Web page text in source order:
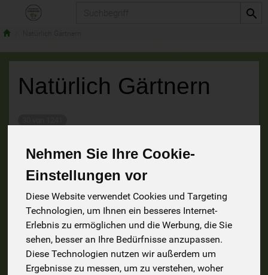
Nehmen Sie Ihre Cookie-
Einstellungen vor
Diese Website verwendet Cookies und Targeting
Technologien, um Ihnen ein besseres Internet-
Erlebnis zu ermöglichen und die Werbung, die Sie
sehen, besser an Ihre Bedürfnisse anzupassen.
Diese Technologien nutzen wir außerdem um
Ergebnisse zu messen, um zu verstehen, woher
Natürlich Gärtnern
9
Kräuter Pflanzen